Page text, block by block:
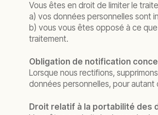
Vous êtes en droit de limiter le
a) vos données personnelles sont
b) vous vous êtes opposé à ce
traitement.
Obligation de notification
Lorsque nous rectifions,
données personnelles, pour
Droit relatif à la portabilité des